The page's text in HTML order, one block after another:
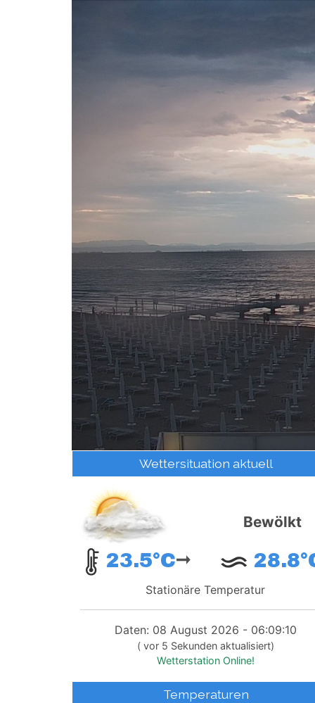
Wettervorhersage
Webcam in Lignano Sabbiadoro
Wettersituation aktuell
Bewölkt
23.5°C
Stationäre Temperatur
Daten: 08 August 2026 - 06:09:10
( vor 0 Sekunden aktualisiert)
Wetterstation Online!
Temperaturen